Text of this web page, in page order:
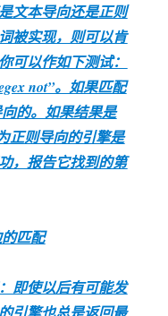
文本导向还是正则
被实现，则可以肯
可以作如下测试：
not”。如果匹配
的。如果结果是
正则导向的引擎是
，报告它找到的第
匹配
即使以后有可能发